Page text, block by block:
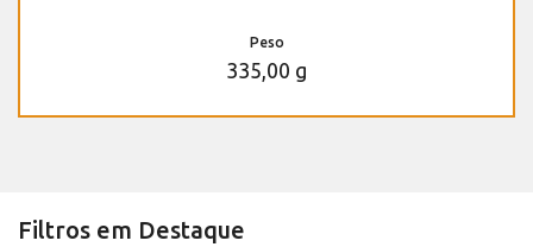
Peso
335,00 g
Filtros em Destaque